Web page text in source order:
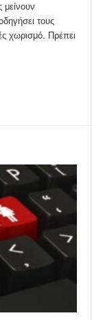
μείνουν
τους
χωρισμό. Πρέπει